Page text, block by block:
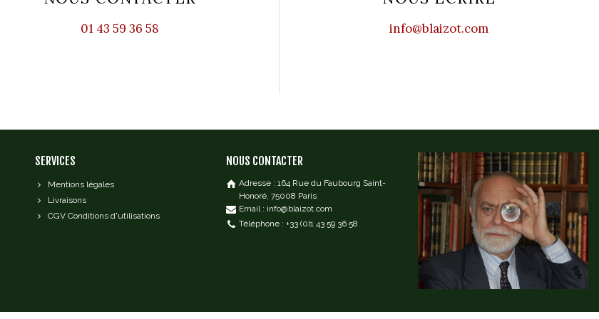
01 43 59 36 58 info@blaizot.com
SERVICES
Mentions légales
Livraisons
CGV Conditions d'utilisations
NOUS CONTACTER
Adresse : 164 Rue du Faubourg Saint-
Honoré, 75008 Paris
Email : info@blaizot.com
Téléphone : +33 (0)1 43 59 36 58